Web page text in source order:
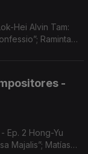
Hei Alvin Tam:
Raminta
-
Ep. 2 Hong-Yu
Majalis”; Matías